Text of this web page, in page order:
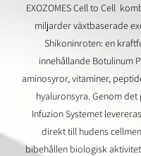
EXOZOMES Cell to Cell
miljarder växtbaserade
Shikoninroten: en
innehållande Botulinum
aminosyror, vitaminer,
hyaluronsyra. Genom
Infuzion Systemet
direkt till hudens
bibehållen biologisk